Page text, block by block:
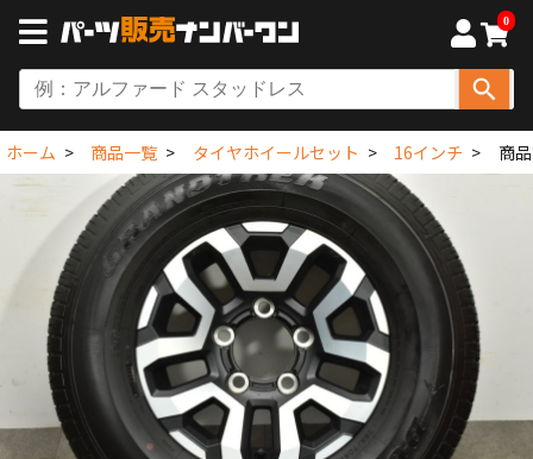
0
ホーム 商品一覧 タイヤホイールセット 16インチ 商